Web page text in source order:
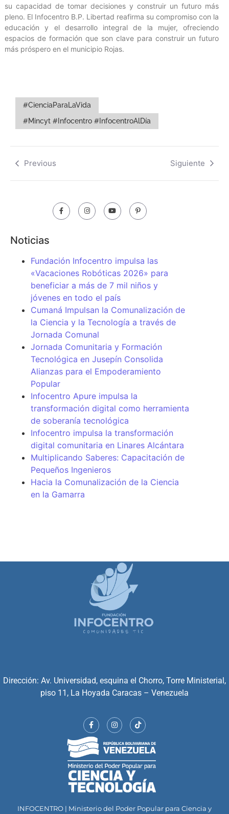
su capacidad de tomar decisiones y construir un futuro más
pleno. El Infocentro B.P. Libertad reafirma su compromiso con la
educación y el desarrollo integral de la mujer, ofreciendo
espacios de formación que son clave para construir un futuro
más próspero en el municipio Rojas.
#CienciaParaLaVida
#Mincyt #Infocentro #InfocentroAlDía
Previous Siguiente
Noticias
Fundación Infocentro impulsa las
«Vacaciones Robóticas 2026» para
beneficiar a más de 7 mil niños y
jóvenes en todo el país
Cumaná Impulsan la Comunalización de
la Ciencia y la Tecnología a través de
Jornada Comunal
Jornada Comunitaria y Formación
Tecnológica en Jusepín Consolida
Alianzas para el Empoderamiento
Popular
Infocentro Apure impulsa la
transformación digital como herramienta
de soberanía tecnológica
Infocentro impulsa la transformación
digital comunitaria en Linares Alcántara
Multiplicando Saberes: Capacitación de
Pequeños Ingenieros
Hacia la Comunalización de la Ciencia
en la Gamarra
Dirección: Av. Universidad, esquina el Chorro, Torre Ministerial,
piso 11, La Hoyada Caracas – Venezuela
INFOCENTRO | Ministerio del Poder Popular para Ciencia y